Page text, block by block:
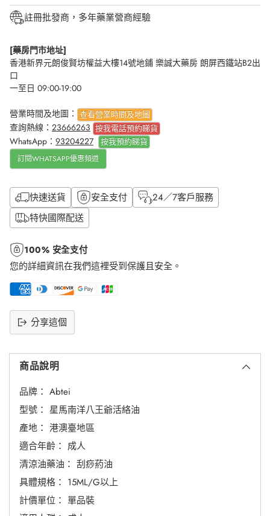
註冊批發商，多年藥業營商經驗
[藥房門市地址]
香港新界元朗俊賢坊權益大樓14號地鋪 樂誠大藥房 朗屏西鐵站B2出
口
一至日 09:00-19:00
營業時間及地圖： 查看營業時間及地圖
查詢熱線： 23666263 按我電話預約睇貨
WhatsApp： 93204227 按我預約睇貨
訂閱WHATSAPP優惠頻道
快速送貨 安全支付
24／7客戶服務
特快國際配送
100% 安全支付
您的詳細資訊在我們這裡受到保護且安全。
分享這個
產
商品說明
品牌： Abtei
型號： 星馬南洋八王爺活絡油
產地： 港澳臺地區
適合年齡： 成人
清涼油藥油： 刮痧葯油
具體規格： 15ML/G以上
計價單位： 單品裝